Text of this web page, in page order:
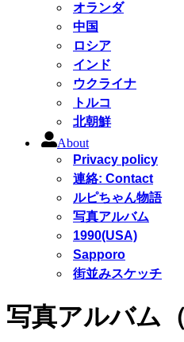
オランダ
中国
ロシア
インド
ウクライナ
トルコ
北朝鮮
About
Privacy policy
連絡: Contact
ルピちゃん物語
写真アルバム
1990(USA)
Sapporo
街並みスケッチ
写真アルバム